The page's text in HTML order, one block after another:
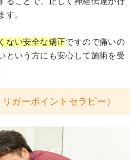
す。
ない安全な矯正ですので痛いの
という方にも安心して施術を受
ガーポイントセラピー）